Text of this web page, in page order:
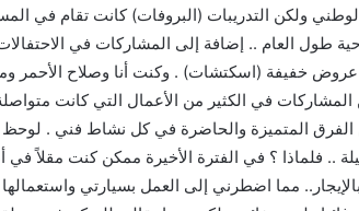
ولكن التدريبات (البروفات) كانت تقام في
طول العام .. إضافة إلى المشاركات في
خفيفة (اسكتشات) . وكنت أنا وصلاح الأحمر
المشاركات في الكثير من الأعمال التي كانت
الفرق المتميزة والحاضرة في كل نشاط فني .
.. فلماذا ؟ في الفترة الأخيرة ممكن كنت مقلاً في
بقيت و لمدة 9 سنوات أسكن بالإيجار.. مما اضطرني إلى العمل بسيارتي